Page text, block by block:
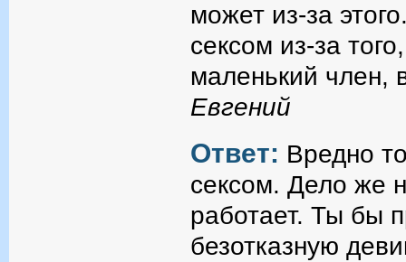
может из-за
сексом из-за
маленький член,
Евгений
Ответ: Вредно
сексом. Дело же
работает. Ты бы
безотказную